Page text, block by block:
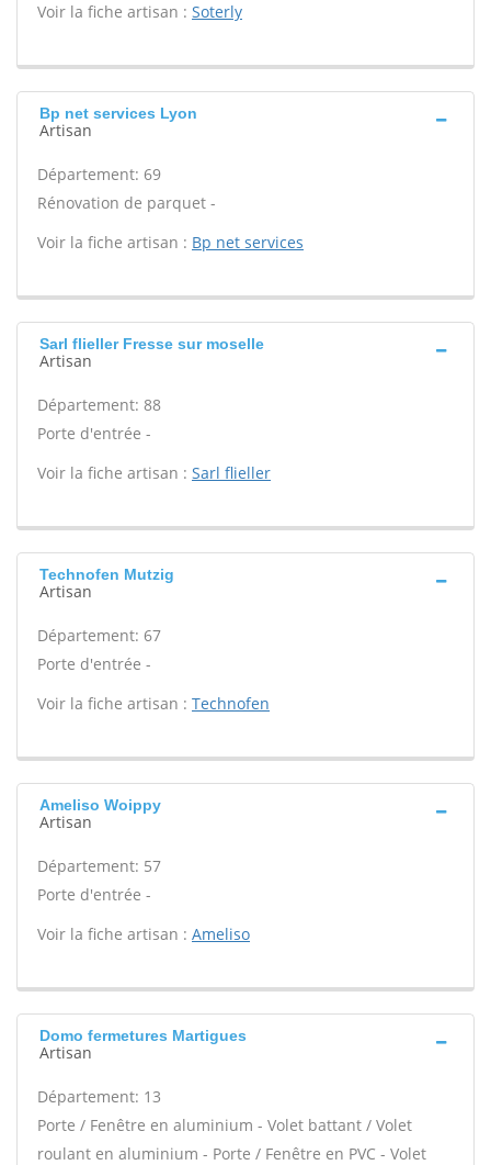
Voir la fiche artisan : Soterly
Bp net services Lyon
Artisan
Département: 69
Rénovation de parquet -
Voir la fiche artisan : Bp net services
Sarl flieller Fresse sur moselle
Artisan
Département: 88
Porte d'entrée -
Voir la fiche artisan : Sarl flieller
Technofen Mutzig
Artisan
Département: 67
Porte d'entrée -
Voir la fiche artisan : Technofen
Ameliso Woippy
Artisan
Département: 57
Porte d'entrée -
Voir la fiche artisan : Ameliso
Domo fermetures Martigues
Artisan
Département: 13
Porte / Fenêtre en aluminium - Volet battant / Volet
roulant en aluminium - Porte / Fenêtre en PVC - Volet